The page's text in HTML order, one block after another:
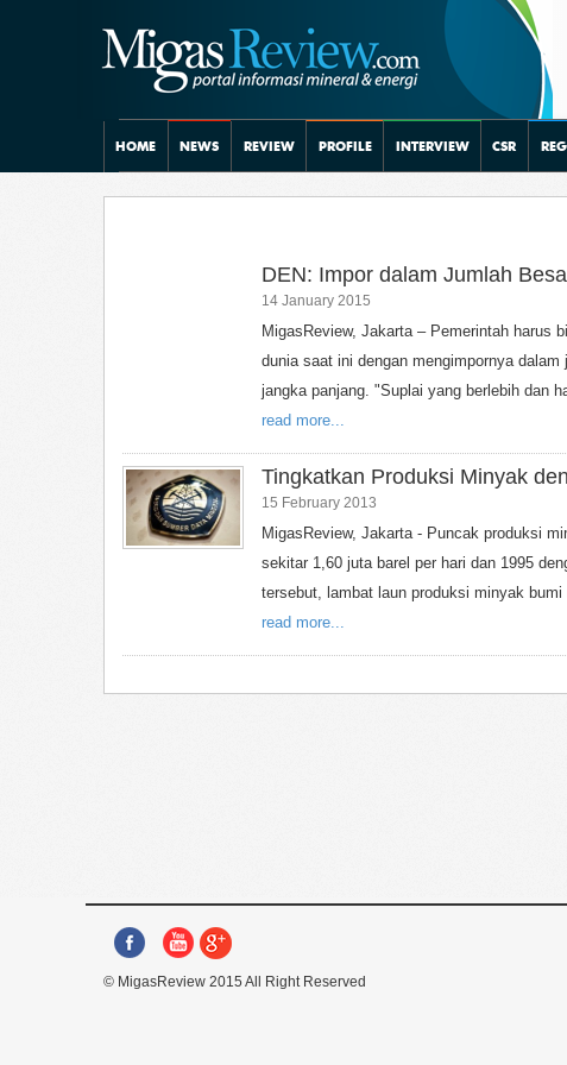
HOME NEWS REVIEW PROFILE INTERVIEW CSR
DEN: Impor dalam Jumlah
14 January 2015
MigasReview, Jakarta – Pemerintah harus
dunia saat ini dengan mengimpornya
jangka panjang. "Suplai yang berlebih dan
read more...
Tingkatkan Produksi Minyak
15 February 2013
MigasReview, Jakarta - Puncak produksi
sekitar 1,60 juta barel per hari dan 1995
tersebut, lambat laun produksi minyak
read more...
© MigasReview 2015 All Right Reserved